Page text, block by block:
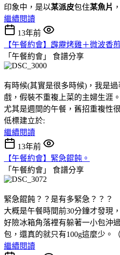
印象中，是以某派皮包住某魚片
繼續閱讀
13年前
【午餐約會】霹靂烤雞＋微波香
「午餐約會」 食譜分享
有時候(其實是很多時候)，我是
戲，假裝不重複上菜的主婦生涯。
尤其是週間的午餐，舊招重複性很
低標建立於:
繼續閱讀
13年前
【午餐約會】緊急餛飩。
「午餐約會」 食譜分享
緊急餛飩？？是有多緊急？？？
大概是午餐時間前30分鐘才發現
好險冰箱角落裡有躲著一小包沖
包，還真的就只有100g這麼少。（
繼續閱讀